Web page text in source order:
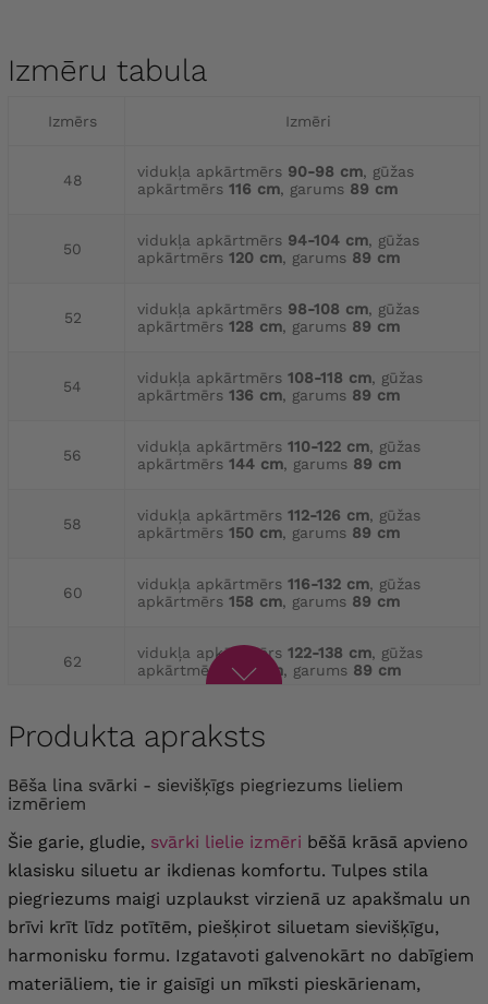
Izmēru tabula
Izmērs Izmēri
48 vidukļa apkārtmērs 90-98 cm, gūžas
apkārtmērs 116 cm, garums 89 cm
50 vidukļa apkārtmērs 94-104 cm, gūžas
apkārtmērs 120 cm, garums 89 cm
52 vidukļa apkārtmērs 98-108 cm, gūžas
apkārtmērs 128 cm, garums 89 cm
54 vidukļa apkārtmērs 108-118 cm, gūžas
apkārtmērs 136 cm, garums 89 cm
56 vidukļa apkārtmērs 110-122 cm, gūžas
apkārtmērs 144 cm, garums 89 cm
58 vidukļa apkārtmērs 112-126 cm, gūžas
apkārtmērs 150 cm, garums 89 cm
60 vidukļa apkārtmērs 116-132 cm, gūžas
apkārtmērs 158 cm, garums 89 cm
62 vidukļa apkārtmērs 122-138 cm, gūžas
apkārtmērs
164 cm, garums 89 cm
64 vidukļa apkārtmērs
apkārtmērs 170 cm
Produkta apraksts
Bēša lina svārki - sievišķīgs piegriezums lieliem
izmēriem
Šie garie, gludie, svārki lielie izmēri bēšā krāsā apvieno
klasisku siluetu ar ikdienas komfortu. Tulpes stila
piegriezums maigi uzplaukst virzienā uz apakšmalu un
brīvi krīt līdz potītēm, piešķirot siluetam sievišķīgu,
harmonisku formu. Izgatavoti galvenokārt no dabīgiem
materiāliem, tie ir gaisīgi un mīksti pieskārienam,